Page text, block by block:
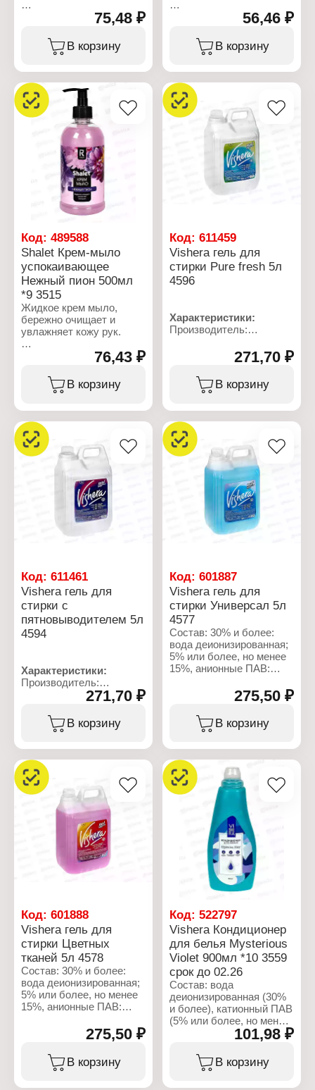
Характеристики:
Ренессанс Косметик
Бренд: Shalet
жидкое
Назначение: для рук
Вариация: Увлажняющее
Форма выпуска: крем-
Аромат: "Черничный
Объем: 500 мл
75,48 ₽
В корзину
Характеристики:
Ренессанс Косметик
Бренд: Shalet
жидкое
Назначение: для рук
Вариация:
успокаивающее
Форма выпуска: крем-
Аромат: "Нежный пион"
Объем: 250 мл
56,46 ₽
В корзину
Код: 489588
Shalet Крем-мыло
успокаивающее
Нежный пион 500мл
*9 3515
Жидкое крем мыло,
бережно очищает и
увлажняет кожу рук.
Характеристики:
Ренессанс Косметик
Бренд: Shalet
жидкое
Назначение: для рук
Вариация:
успокаивающее
Форма выпуска: крем-
Аромат: "Нежный пион"
Объем: 500 мл
76,43 ₽
В корзину
Код:611459
Vishera гель для
стирки Pure fresh 5л
4596
Характеристики:
Производитель:
Бренд: Vishera
Артикул: 4596
Тип товара: Средство
для стирки
стирки
Название: "Pure Fresh"
Объем: 5 л
271,70 ₽
В корзину
Код: 611461
Vishera гель для
стирки с
пятновыводителем 5л
4594
Характеристики:
Производитель:
Ренессанс Косметик
Артикул: 4594
Тип товара: Средство
стирки
Особенность: с
пятновыводителем
Объем: 5 л
271,70 ₽
В корзину
Код:601887
Vishera гель для
стирки Универсал 5л
4577
Состав: 30% и более:
вода деионизированная;
5% или более, но менее
15%, анионные ПАВ:
ПАВ, активатор стирки,
ароматизирующая
добавка, консервант.
Производитель:
Ренессанс Косметик
Бренд: Vishera
Артикул: 4577
Тип товара: Средство
для стирки
Вариация: Гель для
Название: "Универсал"
Объем: 5 л
Тип стирки: ручная,
машинная стирка
275,50 ₽
В корзину
Код: 601888
Vishera гель для
стирки Цветных
тканей 5л 4578
Состав: 30% и более:
вода деионизированная;
5% или более, но менее
15%, анионные ПАВ:
ПАВ, активатор стирки,
ароматизирующая
добавка, консервант.
275,50 ₽
В корзину
Код:522797
Vishera Кондиционер
для белья Mysterious
Violet 900мл *10 3559
срок до 02.26
Состав: вода
деионизированная (30%
и более), катионный ПАВ
(5% или более, но менее
15%), консервант (менее
5%), парфюмерная
композиция (менее 5%)
101,98 ₽
В корзину